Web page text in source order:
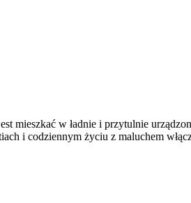
mieszkać w ładnie i przytulnie
i codziennym życiu z maluchem